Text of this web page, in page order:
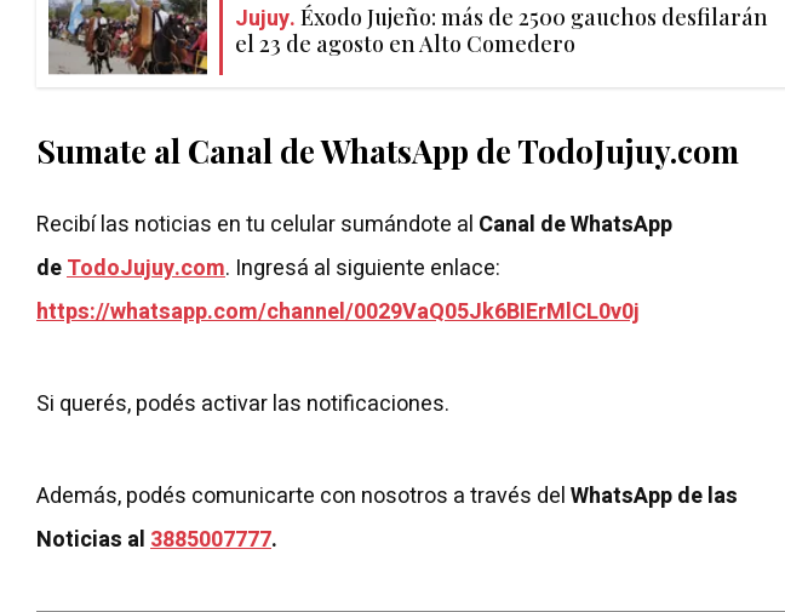
Jujuy. Éxodo Jujeño: más de 2500 gauchos desfilarán
el 23 de agosto en Alto Comedero
Sumate al Canal de WhatsApp de TodoJujuy.com
Recibí las noticias en tu celular sumándote al Canal de WhatsApp
deTodoJujuy.com. Ingresá al siguiente enlace:
https://whatsapp.com/channel/0029VaQ05Jk6BIErMlCL0v0j
Si querés, podés activar las notificaciones.
Además, podés comunicarte con nosotros a través delWhatsApp de las
Noticias al3885007777.